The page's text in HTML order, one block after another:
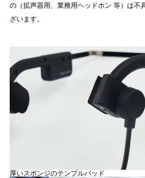
の（拡声器用、業務用ヘッドホン 等）は不
ざいます。
厚いスポンジのテンプルパッド